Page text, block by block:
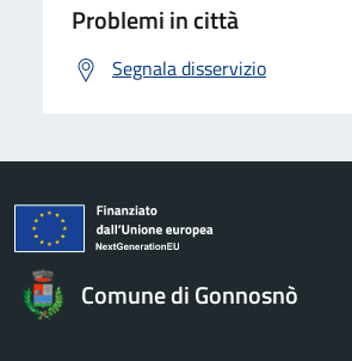
Problemi in città
Segnala disservizio
Comune di Gonnosnò